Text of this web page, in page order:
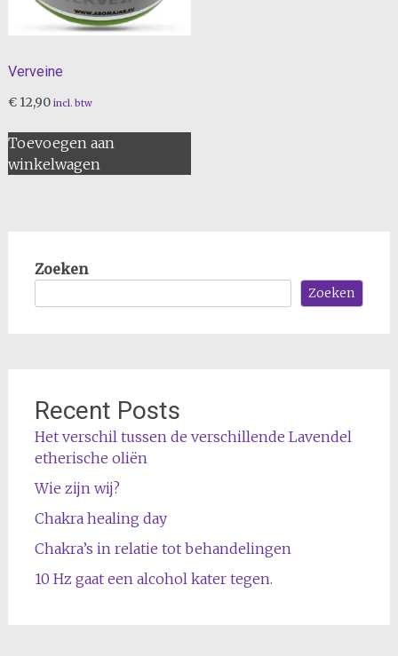
Verveine
€12,90 incl. btw
Toevoegen aan
winkelwagen
Zoeken
Zoeken
Recent Posts
Het verschil tussen de verschillende Lavendel
etherische oliën
Wie zijn wij?
Chakra healing day
Chakra’s in relatie tot behandelingen
10 Hz gaat een alcohol kater tegen.